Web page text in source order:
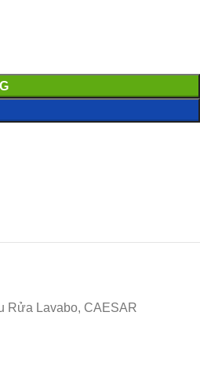
Rửa Lavabo, CAESAR